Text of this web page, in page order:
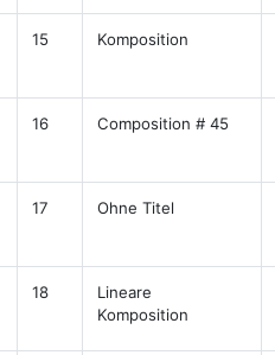
15 Komposition
16 Composition # 45
17 Ohne Titel
18
Lineare
Komposition